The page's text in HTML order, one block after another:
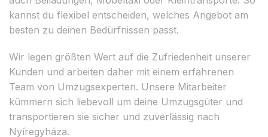
kannst du flexibel entscheiden, welches Angebot am
besten zu deinen Bedürfnissen passt.
Wir legen größten Wert auf die Zufriedenheit unserer
Kunden und arbeiten daher mit einem erfahrenen
Team von Umzugsexperten. Unsere Mitarbeiter
kümmern sich liebevoll um deine Umzugsgüter und
transportieren sie sicher und zuverlässig nach
Nyíregyháza.